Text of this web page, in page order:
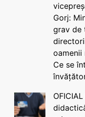
Gorj:
grav de
oamenii
Ce se